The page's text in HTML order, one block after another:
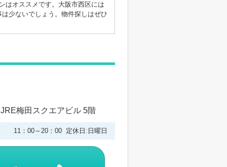
はオススメです。大阪市西区には
少ないでしょう。物件探しはぜひ
梅田スクエアビル 5階
11：00～20：00 定休日:日曜日